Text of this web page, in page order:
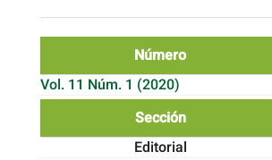
Número
Vol. 11 Núm. 1 (2020)
Sección
Editorial